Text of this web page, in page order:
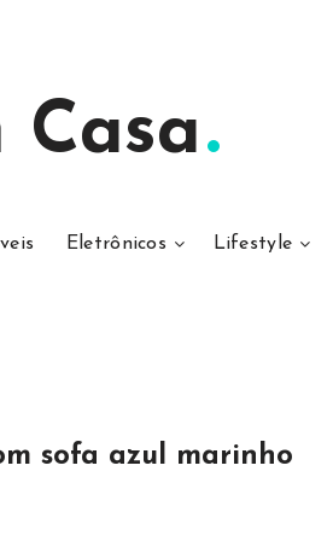
Casa
Eletrônicos Lifestyle
sofa azul marinho